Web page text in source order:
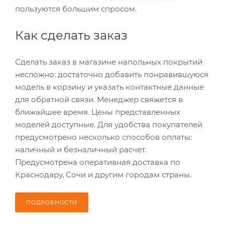
пользуются большим спросом.
Как сделать заказ
Сделать заказ в магазине напольных покрытий
несложно: достаточно добавить понравившуюся
модель в корзину и указать контактные данные
для обратной связи. Менеджер свяжется в
ближайшее время. Цены представленных
моделей доступные. Для удобства покупателей
предусмотрено несколько способов оплаты:
наличный и безналичный расчет.
Предусмотрена оперативная доставка по
Краснодару, Сочи и другим городам страны.
ПОДРОБНОСТИ